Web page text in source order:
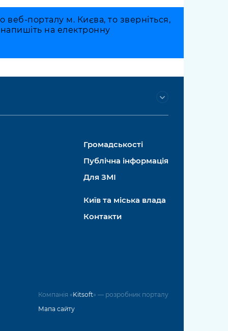
порталу м. Києва, то зверніться,
на електронну
Громадськості
Публічна інформація
Для ЗМІ
Київ та міська влада
Контакти
Компанія «Kitsoft» — розробник порталу
Мапа сайту